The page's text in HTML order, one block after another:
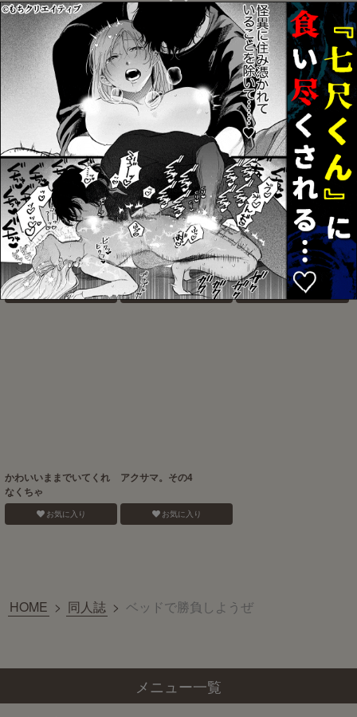
饗宴
お気に入り
不老の死者より PIN！！
お気に入り
呪まとめ2
お気に入り
うけとめさせてよ
お気に入り
逆襲ファックスにご用心
お気に入り
兄弟がひたすらしてるだ
けの本
お気に入り
かわいいままでいてくれ
なくちゃ
お気に入り
アクサマ。その4
お気に入り
HOME > 同人誌 > ベッドで勝負しようぜ
メニュー一覧